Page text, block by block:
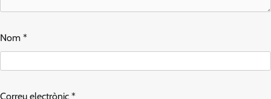
Nom *
Correu electrònic *